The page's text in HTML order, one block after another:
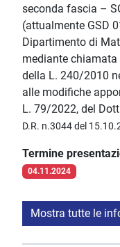
seconda fascia –
(attualmente GSD
Dipartimento di
mediante
della L. 240/2010
alle modifiche
L. 79/2022, del
D.R. n.3044 del
Termine
04.11.2024
Mostra tutte le